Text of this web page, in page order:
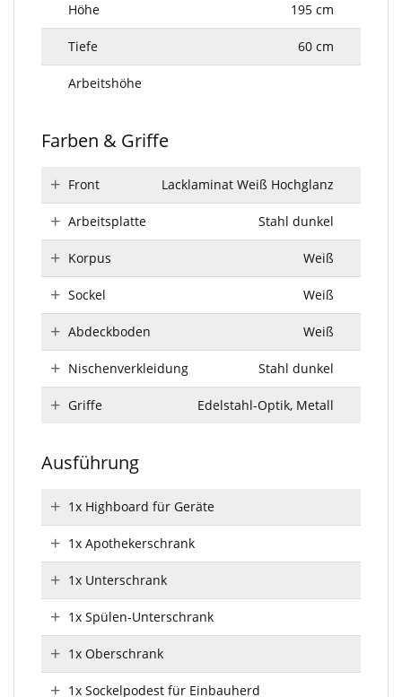
Höhe 195 cm
Tiefe 60 cm
Arbeitshöhe
Farben & Griffe
Front Lacklaminat Weiß Hochglanz
Arbeitsplatte Stahl dunkel
Korpus Weiß
Sockel Weiß
Abdeckboden Weiß
Nischenverkleidung Stahl dunkel
Griffe Edelstahl-Optik, Metall
Ausführung
1x Highboard für Geräte
1x Apothekerschrank
1x Unterschrank
1x Spülen-Unterschrank
1x Oberschrank
1x Sockelpodest für Einbauherd